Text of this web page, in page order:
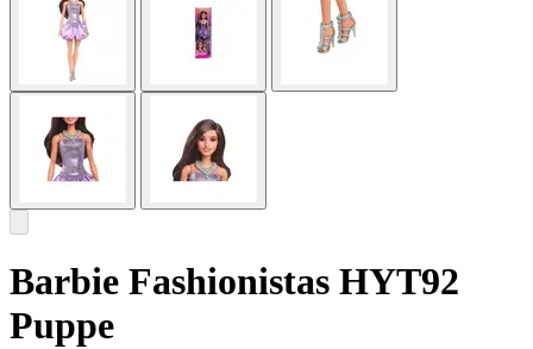
Barbie Fashionistas HYT92
Puppe